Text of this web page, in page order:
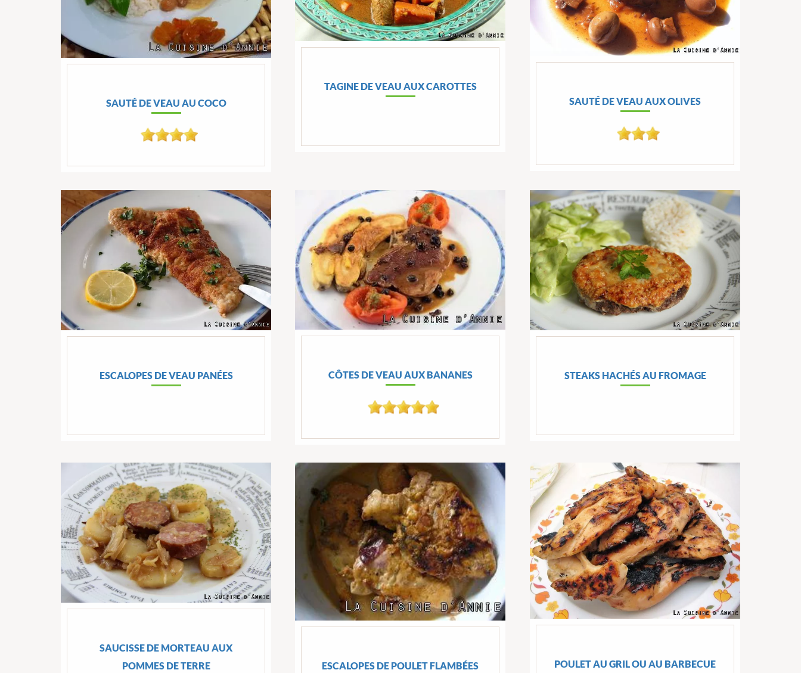
SAUTÉ DE VEAU AU COCO
TAGINE DE VEAU AUX CAROTTES
SAUTÉ DE VEAU AUX OLIVES
ESCALOPES DE VEAU PANÉES CÔTES DE VEAU AUX BANANES STEAKS HACHÉS AU FROMAGE
SAUCISSE DE MORTEAU AUX
POMMES DE TERRE
ESCALOPES DE POULET FLAMBÉES POULET AU GRIL OU AU BARBECUE